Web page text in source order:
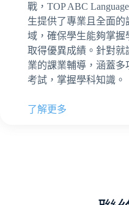
戰，TOP ABC
生提供了專業且全面
域，確保學生能夠掌握
取得優異成績。針對
業的課業輔導，涵蓋
考試，掌握學科知識。
了解更多